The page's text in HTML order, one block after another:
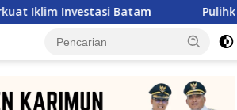
Batam Pulihkan Sumbar